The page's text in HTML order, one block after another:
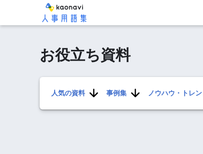
お役立ち資料
人気の資料 事例集 ノウハウ・トレン